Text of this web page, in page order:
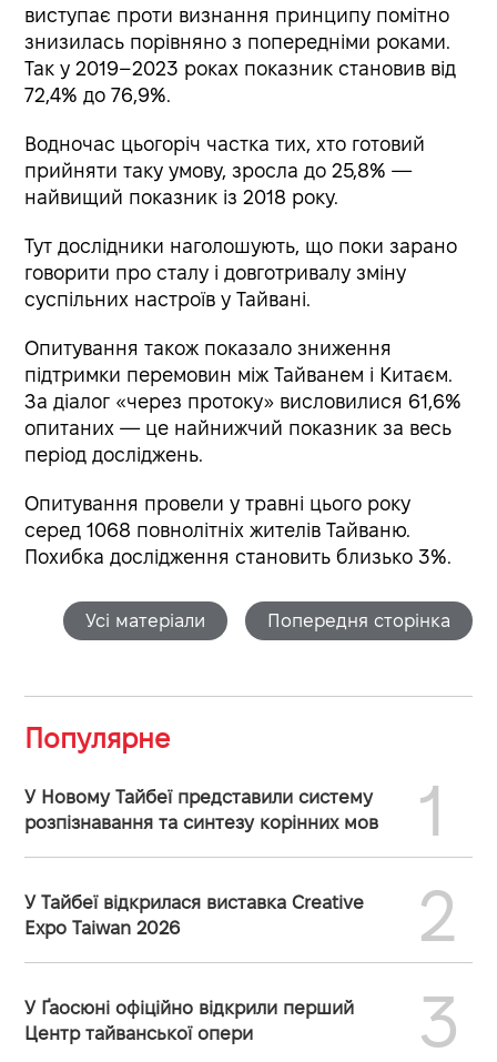
виступає проти визнання принципу помітно
знизилась порівняно з попередніми роками.
Так у 2019–2023 роках показник становив від
72,4% до 76,9%.
Водночас цьогоріч частка тих, хто готовий
прийняти таку умову, зросла до 25,8% —
найвищий показник із 2018 року.
Тут дослідники наголошують, що поки зарано
говорити про сталу і довготривалу зміну
суспільних настроїв у Тайвані.
Опитування також показало зниження
підтримки перемовин між Тайванем і Китаєм.
За діалог «через протоку» висловилися 61,6%
опитаних — це найнижчий показник за весь
період досліджень.
Опитування провели у травні цього року
серед 1068 повнолітніх жителів Тайваню.
Похибка дослідження становить близько 3%.
Усі матеріали Попередня сторінка
Популярне
У Новому Тайбеї представили систему
розпізнавання та синтезу корінних мов
1
У Тайбеї відкрилася виставка Creative
Expo Taiwan 2026
2
У Ґаосюні офіційно відкрили перший
Центр тайванської опери
3